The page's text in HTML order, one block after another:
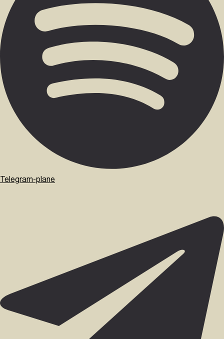
Telegram-plane